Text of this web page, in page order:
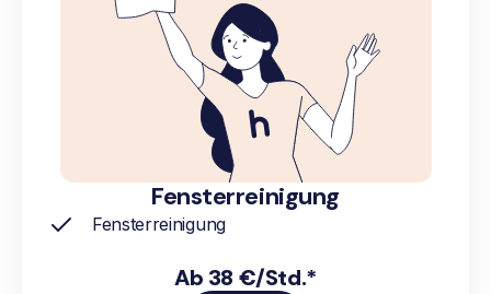
Fensterreinigung
Fensterreinigung
Ab 38 €/Std.*